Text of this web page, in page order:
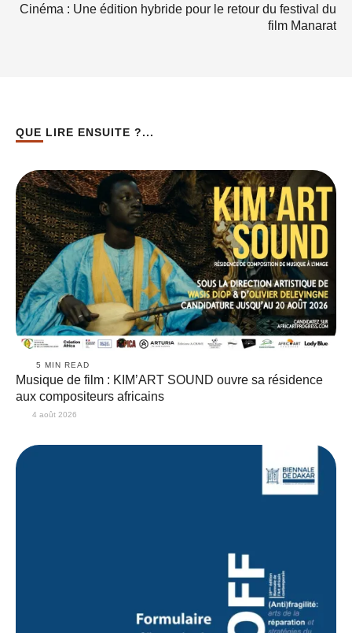
Cinéma : Une édition hybride pour le retour du festival du
film Manarat
QUE LIRE ENSUITE ?...
5 MIN READ
Musique de film : KIM’ART SOUND ouvre sa résidence
aux compositeurs africains
4 août 2026